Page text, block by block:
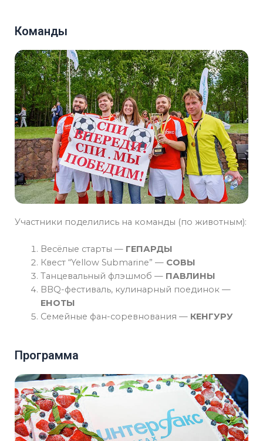
Команды
Участники поделились на команды (по животным):
Весёлые старты — ГЕПАРДЫ
Квест “Yellow Submarine” — СОВЫ
Танцевальный флэшмоб — ПАВЛИНЫ
BBQ-фестиваль, кулинарный поединок —
ЕНОТЫ
Семейные фан-соревнования — КЕНГУРУ
Программа